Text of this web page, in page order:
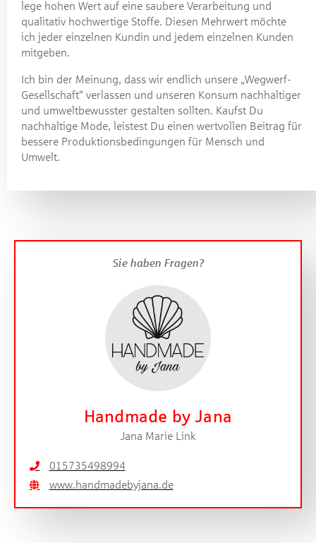
lege hohen Wert auf eine saubere Verarbeitung und
qualitativ hochwertige Stoffe. Diesen Mehrwert möchte
ich jeder einzelnen Kundin und jedem einzelnen Kunden
mitgeben.
Ich bin der Meinung, dass wir endlich unsere „Wegwerf-
Gesellschaft“ verlassen und unseren Konsum nachhaltiger
und umweltbewusster gestalten sollten. Kaufst Du
nachhaltige Mode, leistest Du einen wertvollen Beitrag für
bessere Produktionsbedingungen für Mensch und
Umwelt.
Sie haben Fragen?
Handmade by Jana
Jana Marie Link
015735498994
www.handmadebyjana.de